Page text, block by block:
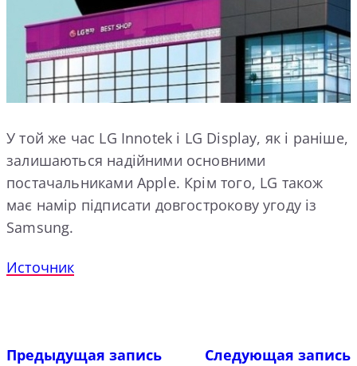
У той же час LG Innotek і LG Display, як і раніше,
залишаються надійними основними
постачальниками Apple. Крім того, LG також
має намір підписати довгострокову угоду із
Samsung.
Источник
Предыдущая запись Следующая запись